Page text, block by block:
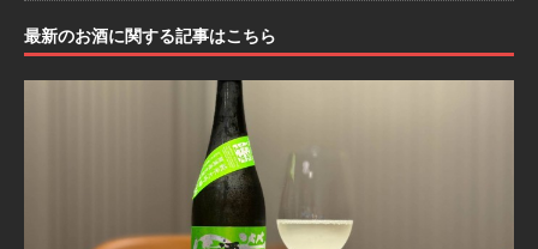
最新のお酒に関する記事はこちら